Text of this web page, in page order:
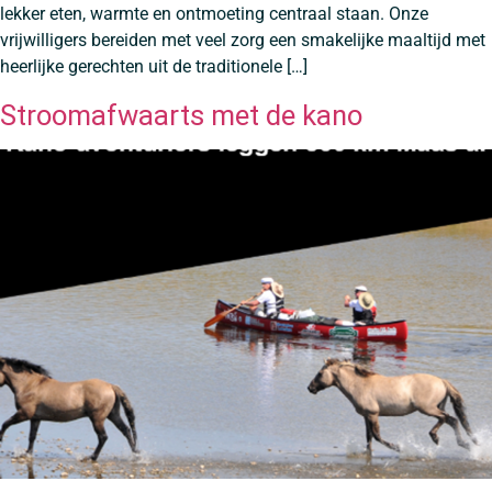
lekker eten, warmte en ontmoeting centraal staan. Onze
vrijwilligers bereiden met veel zorg een smakelijke maaltijd met
heerlijke gerechten uit de traditionele […]
Stroomafwaarts met de kano